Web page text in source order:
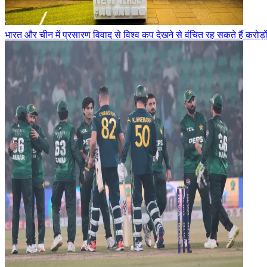
भारत और चीन में प्रसारण विवाद से विश्व कप देखने से वंचित रह सकते हैं